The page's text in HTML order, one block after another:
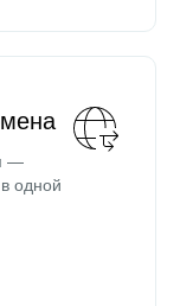
—
одной